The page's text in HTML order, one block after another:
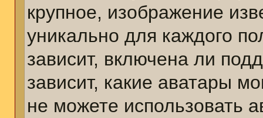
крупное, изображение
уникально для каждого
зависит, включена ли
зависит, какие аватары
не можете использовать